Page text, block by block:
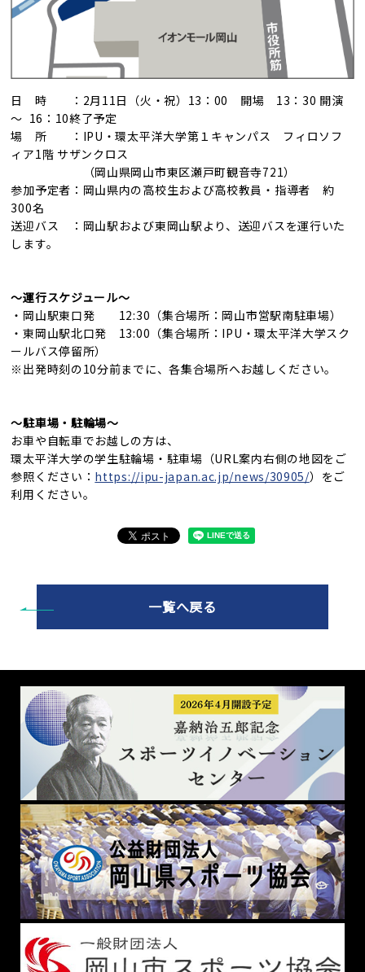
日 時 ：2月11日（火・祝）13：00 開場 13：30 開演
〜 16：10終了予定
場 所 ：IPU・環太平洋大学第１キャンパス フィロソフ
ィア1階 サザンクロス
（岡山県岡山市東区瀬戸町観音寺721）
参加予定者：岡山県内の高校生および高校教員・指導者 約
300名
送迎バス ：岡山駅および東岡山駅より、送迎バスを運行いた
します。
～運行スケジュール～
・岡山駅東口発 12:30（集合場所：岡山市営駅南駐車場）
・東岡山駅北口発 13:00（集合場所：IPU・環太平洋大学スク
ールバス停留所）
※出発時刻の10分前までに、各集合場所へお越しください。
～駐車場・駐輪場～
お車や自転車でお越しの方は、
環太平洋大学の学生駐輪場・駐車場（URL案内右側の地図をご
参照ください： https://ipu-japan.ac.jp/news/30905/）をご
利用ください。
一覧へ戻る